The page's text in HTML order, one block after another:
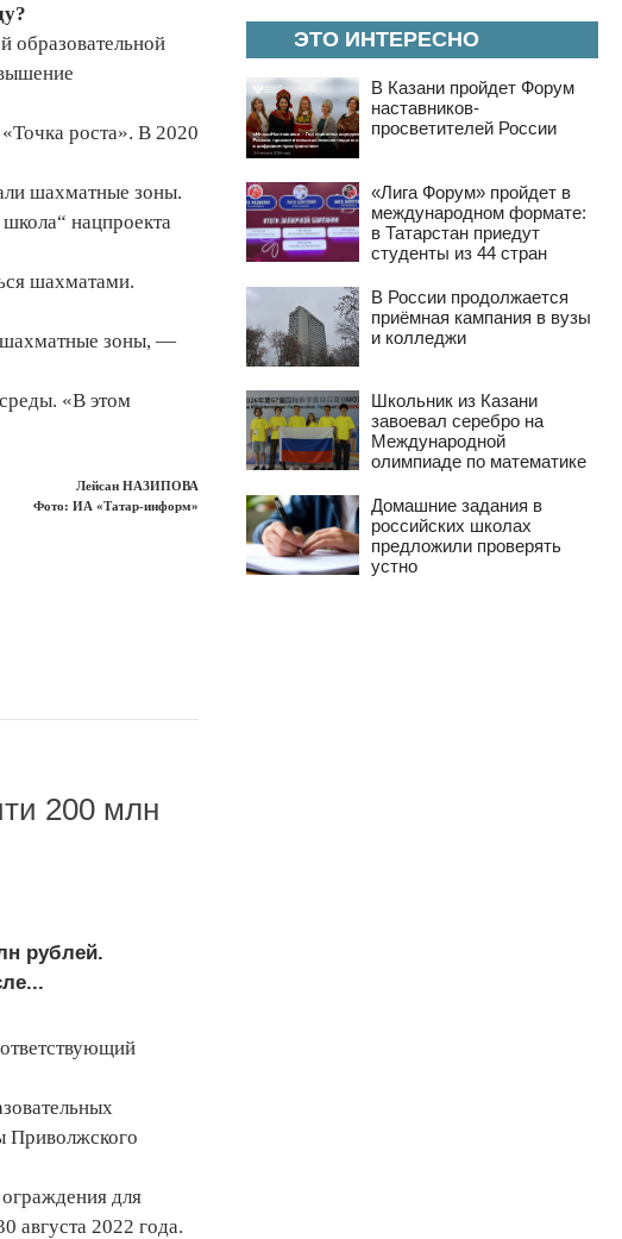
образовательной
роста». В 2020
шахматные зоны.
нацпроекта
шахматами.
шахматные зоны, —
«В этом
Лейсан НАЗИПОВА
Фото: ИА «Татар-информ»
200 млн
рублей.
Приволжского
для
августа 2022 года.
ЭТО ИНТЕРЕСНО
В Казани пройдет Форум
наставников-
просветителей России
«Лига Форум» пройдет в
международном формате:
в Татарстан приедут
студенты из 44 стран
В России продолжается
приёмная кампания в вузы
и колледжи
Школьник из Казани
завоевал серебро на
Международной
олимпиаде по математике
Домашние задания в
российских школах
предложили проверять
устно